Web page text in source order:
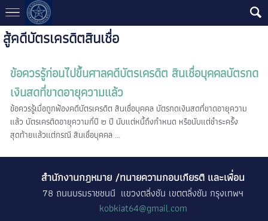
สู้คดีบัตรเครดิตสินเชื่อ
ข้อควรรู้ก่อนไปขึ้นศาลคดีบัตรเครดิต สินเชื่อบุคคลบัตรกด
เงินสดที่ขาดอายุความแล้ว
ข้อควรรู้เมื่อถูกฟ้องคดีบัตรเครดิต สินเชื่อบุคคล บัตรกดเงินสดที่ขาดอายุความ
แล้ว บัตรเครติดอายุความกี่ปี ๒ ปี นับแต่หนี้ถึงกำหนด หรือนับแต่ชำระครั้ง
สุดท้ายแล้วแต่กรณี สินเชื่อบุคคล ...
สำนักงานกฎหมาย /ทนายความกอบเกียรติ และเพื่อน
78 ถนนบรมราชชนนี แขวงตลิ่งชัน เขตตลิ่งชัน กรุงเทพฯ
kobkiat64@gmail.com